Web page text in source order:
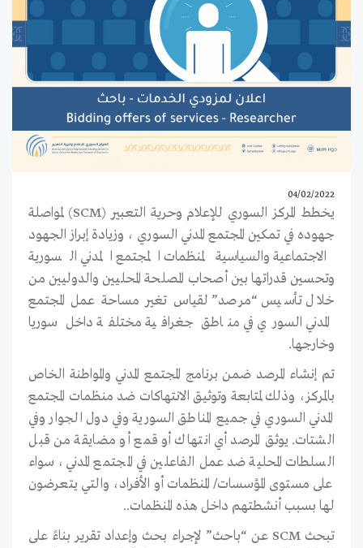
04/02/2022
يخطط المركز السوري للإعلام وحرية التعبير (SCM)
لمواصلة
جهوده في تمكين المجتمع المدني السوري ، وزيادة إبراز الجهود
الاجتماعية والسياسية لمنظمات المجتمع المدني السورية
وتحسين قدراتها بين أصحاب المصلحة المحليين والدوليين من
خلال تأسيس “مرصد” لقياس تغير مساحة عمل المجتمع
المدني السوري في مناطق جغرافية مختلفة داخل سوريا
وخارجها.
تم إنشاء المرصد ضمن برنامج المجتمع المدني والمواطنة الخاص
بالمركز ، وذلكلمتابعة وتوثيق الانتهاكات ضد منظمات المجتمع
المدني السوري في جميع المناطق السورية وفي دول الجوار وفي
الشتات. يوثق المرصد أي انتهاك أو قمع أو مضايقة من قبل
السلطات المحلية ضد عمل الفاعلين في المجتمع المدني، سواء
على مستوى المؤسسات/ المنظمات أو الأفراد، والتي يتعرضون
لها بسبب أنشطتهم داخل هذه المنظمات..
تبحث SCM عن “باحث” لإجراء بحث وإعداد تقرير بناءً على